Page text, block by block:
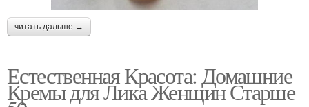
читать дальше →
Естественная Красота: Домашние
Кремы для Лика Женщин Старше